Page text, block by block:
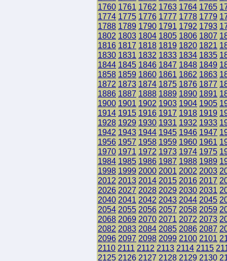
1760 1761 1762 1763 1764 1765
1774 1775 1776 1777 1778 1779
1788 1789 1790 1791 1792 1793
1802 1803 1804 1805 1806 1807
1816 1817 1818 1819 1820 1821
1830 1831 1832 1833 1834 1835
1844 1845 1846 1847 1848 1849
1858 1859 1860 1861 1862 1863
1872 1873 1874 1875 1876 1877
1886 1887 1888 1889 1890 1891
1900 1901 1902 1903 1904 1905
1914 1915 1916 1917 1918 1919
1928 1929 1930 1931 1932 1933
1942 1943 1944 1945 1946 1947
1956 1957 1958 1959 1960 1961
1970 1971 1972 1973 1974 1975
1984 1985 1986 1987 1988 1989
1998 1999 2000 2001 2002 2003
2012 2013 2014 2015 2016 2017
2026 2027 2028 2029 2030 2031
2040 2041 2042 2043 2044 2045
2054 2055 2056 2057 2058 2059
2068 2069 2070 2071 2072 2073
2082 2083 2084 2085 2086 2087
2096 2097 2098 2099 2100 2101
2110 2111 2112 2113 2114 2115
2125 2126 2127 2128 2129 2130